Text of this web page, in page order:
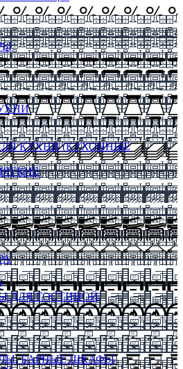
КУХНИ (КУХОННЫЕ
ДЛЯ ГОСТИНОЙ
БАРНЫЕ ШКАФЫ